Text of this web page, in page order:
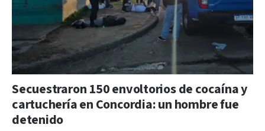
Secuestraron 150 envoltorios de cocaína y
cartuchería en Concordia: un hombre fue
detenido